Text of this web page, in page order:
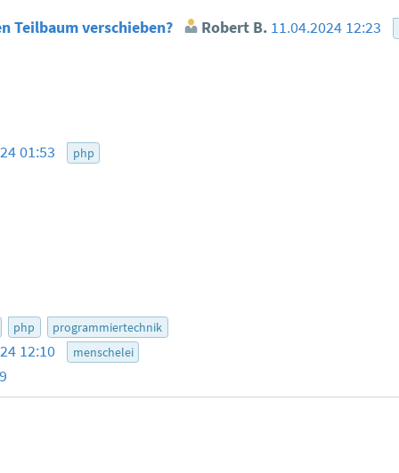
Teilbaum verschieben? Robert B. 11.04.2024 12:23
01:53 php
php programmiertechnik
12:10 menschelei